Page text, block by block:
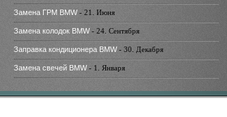
Замена ГРМ BMW- 21. Июня
Замена колодок BMW- 24. Сентября
Заправка кондиционера BMW- 30. Декабря
Замена свечей BMW- 1. Января